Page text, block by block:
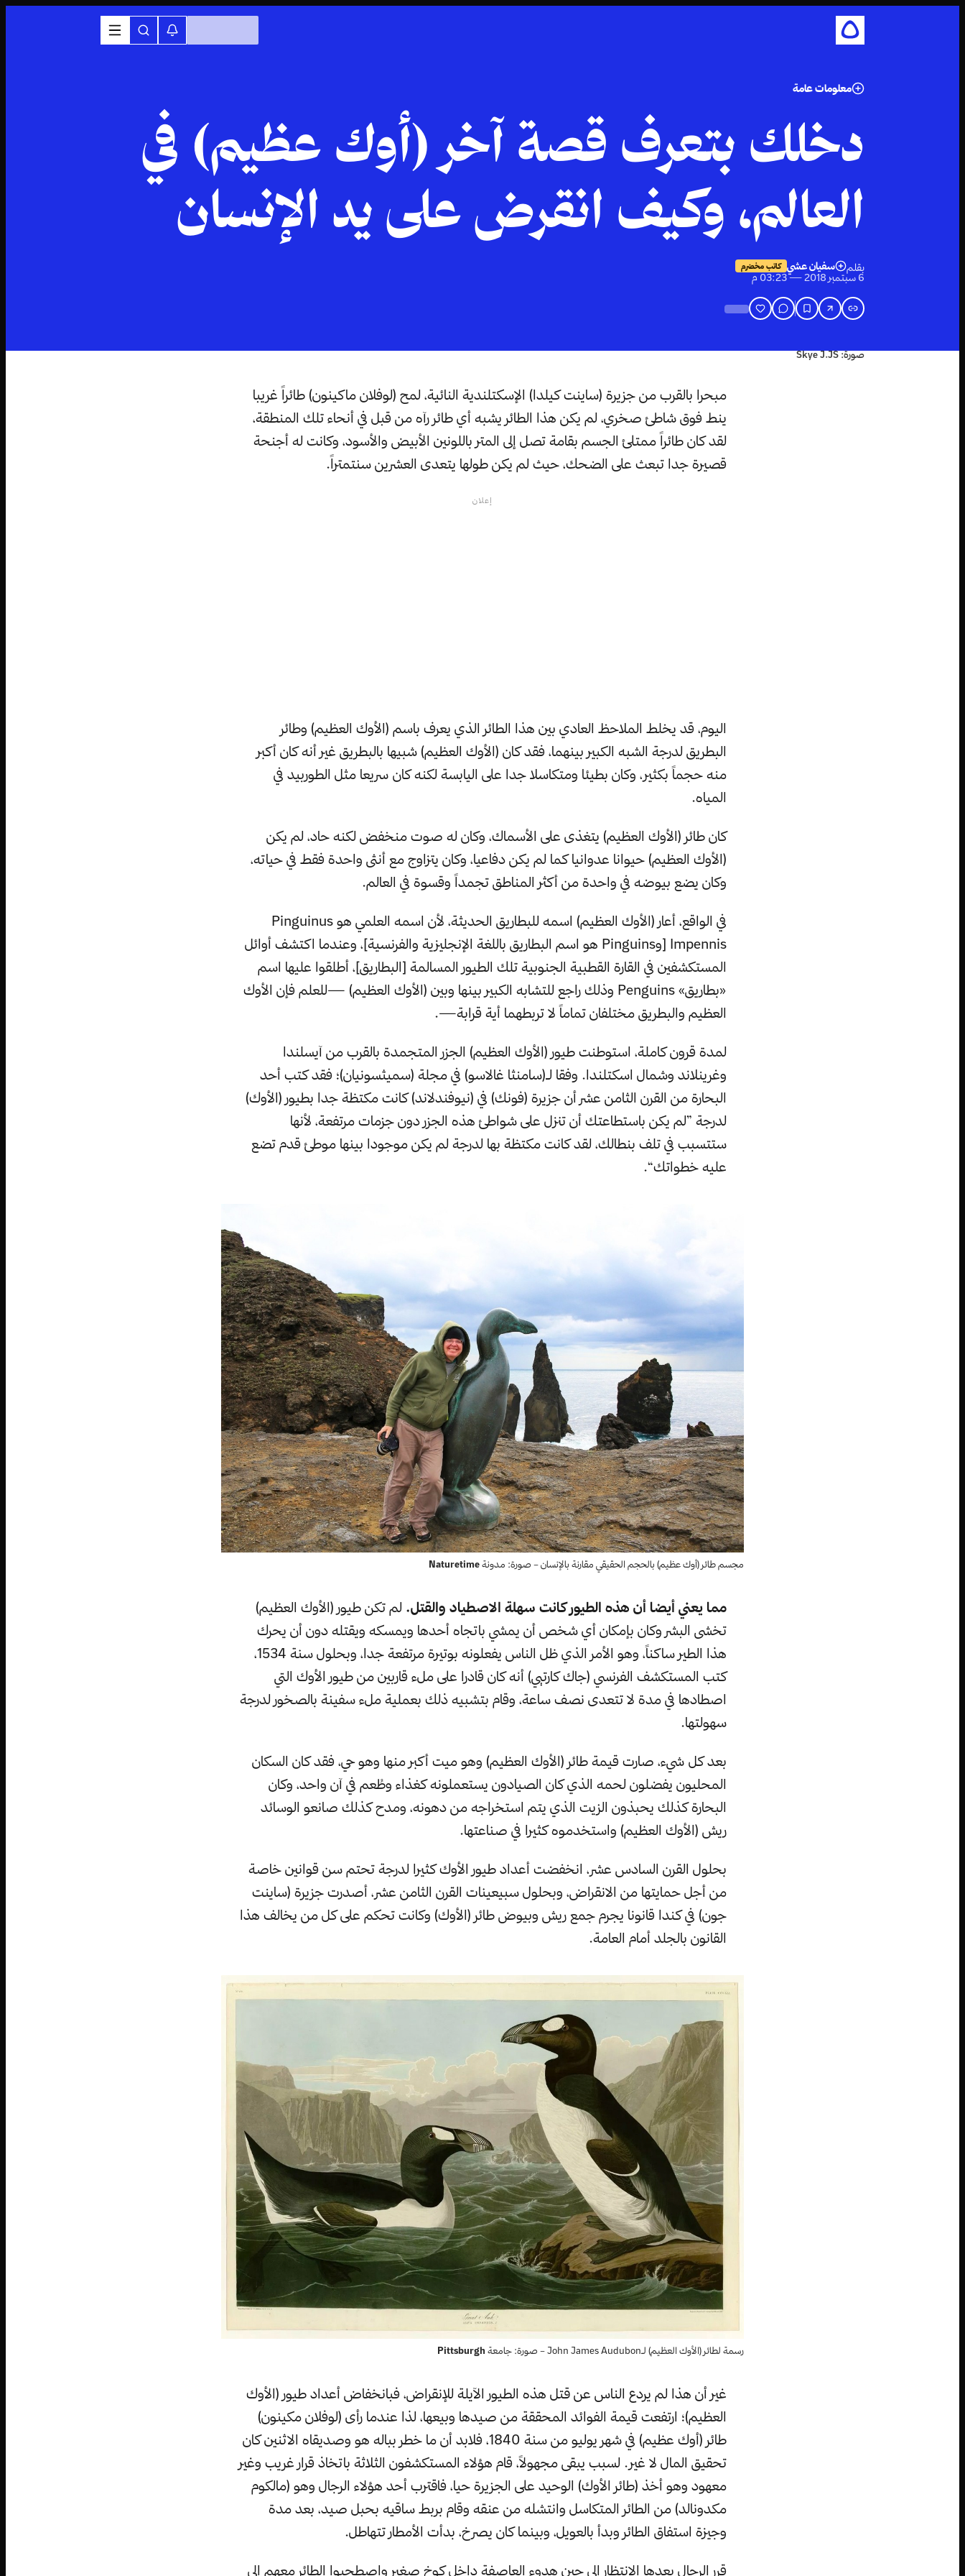
معلومات عامة
دخلك بتعرف قصة آخر (أوك عظيم) في
العالم، وكيف انقرض على يد الإنسان
بقلم سفيان عشي كاتب مخضرم
6 سبتمبر 2018 — 03:23 م
صورة: Skye J.JS
مبحرا بالقرب من جزيرة (ساينت كيلدا) الإسكتلندية النائية، لمح (لوفلان ماكينون) طائراً غريبا
ينط فوق شاطئ صخري، لم يكن هذا الطائر يشبه أي طائر رآه من قبل في أنحاء تلك المنطقة،
لقد كان طائراً ممتلئ الجسم بقامة تصل إلى المتر باللونين الأبيض والأسود، وكانت له أجنحة
قصيرة جدا تبعث على الضحك، حيث لم يكن طولها يتعدى العشرين سنتمتراً.
إعلان
اليوم، قد يخلط الملاحظ العادي بين هذا الطائر الذي يعرف باسم (الأوك العظيم) وطائر
البطريق لدرجة الشبه الكبير بينهما، فقد كان (الأوك العظيم) شبيها بالبطريق غير أنه كان أكبر
منه حجماً بكثير، وكان بطيئا ومتكاسلا جدا على اليابسة لكنه كان سريعا مثل الطوربيد في
المياه.
كان طائر (الأوك العظيم) يتغذى على الأسماك، وكان له صوت منخفض لكنه حاد، لم يكن
(الأوك العظيم) حيوانا عدوانيا كما لم يكن دفاعيا، وكان يتزاوج مع أنثى واحدة فقط في حياته،
وكان يضع بيوضه في واحدة من أكثر المناطق تجمداً وقسوة في العالم.
في الواقع، أعار (الأوك العظيم) اسمه للبطاريق الحديثة، لأن اسمه العلمي هو Pinguinus
Impennis [وPinguins هو اسم البطاريق باللغة الإنجليزية والفرنسية]، وعندما اكتشف أوائل
المستكشفين في القارة القطبية الجنوبية تلك الطيور المسالمة [البطاريق]، أطلقوا عليها اسم
«بطاريق» Penguins وذلك راجع للتشابه الكبير بينها وبين (الأوك العظيم) —للعلم فإن الأوك
العظيم والبطريق مختلفان تماماً لا تربطهما أية قرابة—.
لمدة قرون كاملة، استوطنت طيور (الأوك العظيم) الجزر المتجمدة بالقرب من آيسلندا
وغرينلاند وشمال اسكتلندا. وفقا لـ(سامنثا غالاسو) في مجلة (سميثسونيان)؛ فقد كتب أحد
البحارة من القرن الثامن عشر أن جزيرة (فونك) في (نيوفندلاند) كانت مكتظة جدا بطيور (الأوك)
لدرجة ”لم يكن باستطاعتك أن تنزل على شواطئ هذه الجزر دون جزمات مرتفعة، لأنها
ستتسبب في تلف بنطالك، لقد كانت مكتظة بها لدرجة لم يكن موجودا بينها موطئ قدم تضع
عليه خطواتك“.
مجسم طائر (أوك عظيم) بالحجم الحقيقي مقارنة بالإنسان – صورة: مدونةNaturetime
مما يعني أيضا أن هذه الطيور كانت سهلة الاصطياد والقتل. لم تكن طيور (الأوك العظيم)
تخشى البشر وكان بإمكان أي شخص أن يمشي باتجاه أحدها ويمسكه ويقتله دون أن يحرك
هذا الطير ساكناً، وهو الأمر الذي ظل الناس يفعلونه بوتيرة مرتفعة جدا، وبحلول سنة 1534،
كتب المستكشف الفرنسي (جاك كارتيي) أنه كان قادرا على ملء قاربين من طيور الأوك التي
اصطادها في مدة لا تتعدى نصف ساعة، وقام بتشبيه ذلك بعملية ملء سفينة بالصخور لدرجة
سهولتها.
بعد كل شيء، صارت قيمة طائر (الأوك العظيم) وهو ميت أكبر منها وهو حي، فقد كان السكان
المحليون يفضلون لحمه الذي كان الصيادون يستعملونه كغذاء وطُعم في آن واحد، وكان
البحارة كذلك يحبذون الزيت الذي يتم استخراجه من دهونه، ومدح كذلك صانعو الوسائد
ريش (الأوك العظيم) واستخدموه كثيرا في صناعتها.
بحلول القرن السادس عشر، انخفضت أعداد طيور الأوك كثيرا لدرجة تحتم سن قوانين خاصة
من أجل حمايتها من الانقراض، وبحلول سبيعينات القرن الثامن عشر، أصدرت جزيرة (ساينت
جون) في كندا قانونا يجرم جمع ريش وبيوض طائر (الأوك) وكانت تحكم على كل من يخالف هذا
القانون بالجلد أمام العامة.
رسمة لطائر (الأوك العظيم) لـJohn James Audubon – صورة: جامعة Pittsburgh
غير أن هذا لم يردع الناس عن قتل هذه الطيور الآيلة للإنقراض، فبانخفاض أعداد طيور (الأوك
العظيم)؛ ارتفعت قيمة الفوائد المحققة من صيدها وبيعها، لذا عندما رأى (لوفلان مكينون)
طائر (أوك عظيم) في شهر يوليو من سنة 1840، فلابد أن ما خطر بباله هو وصديقاه الاثنين كان
تحقيق المال لا غير. لسبب يبقى مجهولاً، قام هؤلاء المستكشفون الثلاثة باتخاذ قرار غريب وغير
معهود وهو أخذ (طائر الأوك) الوحيد على الجزيرة حيا، فاقترب أحد هؤلاء الرجال وهو (مالكوم
مكدونالد) من الطائر المتكاسل وانتشله من عنقه وقام بربط ساقيه بحبل صيد، بعد مدة
وجيزة استفاق الطائر وبدأ بالعويل، وبينما كان يصرخ، بدأت الأمطار تتهاطل.
قرر الرجال بعدها الانتظار إلى حين هدوء العاصفة داخل كوخ صغير واصطحبوا الطائر معهم إلى